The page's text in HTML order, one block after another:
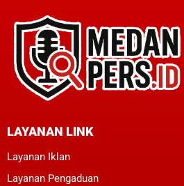
LAYANAN LINK
Layanan Iklan
Layanan Pengaduan